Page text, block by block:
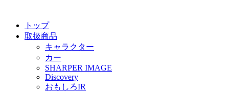
トップ
取扱商品
キャラクター
カー
SHARPER IMAGE
Discovery
おもしろIR